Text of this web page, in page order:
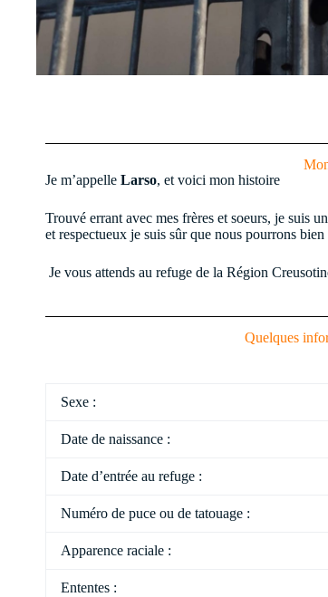
Je m’appelle Larso, et voici mon histoire
Trouvé errant avec mes frères et soeurs, je suis
et respectueux je suis sûr que nous pourrons
Je vous attends au refuge de la Région
Quelques
Sexe :
Date de naissance :
Date d’entrée au refuge :
Numéro de puce ou de tatouage :
Apparence raciale :
Ententes :